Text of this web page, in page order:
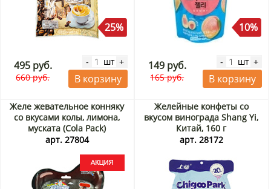
25%
495 руб.
660 руб.
- шт +
В корзину
10%
149 руб.
165 руб.
- шт +
В корзину
Желе жевательное конняку
со вкусами колы, лимона,
муската (Cola Pack)
JeleGummy KioKio Star Food,
арт. 27804
Желейные конфеты со
вкусом винограда Shang Yi,
Китай, 160 г
арт. 28172